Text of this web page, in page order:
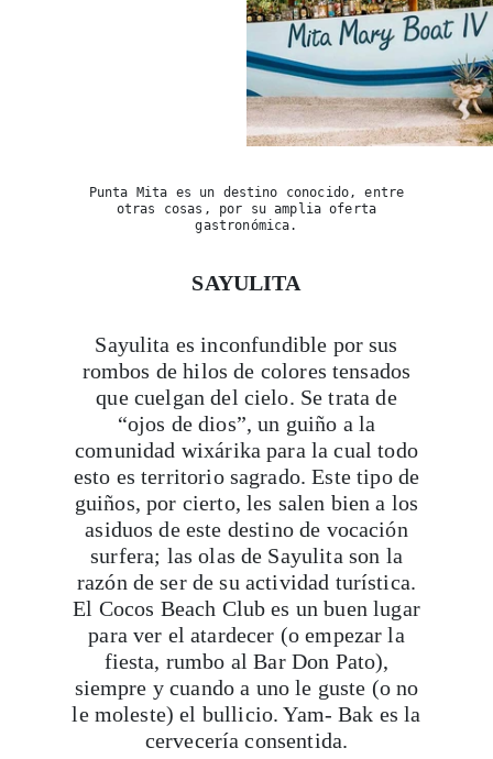
Punta Mita es un destino conocido, entre
otras cosas, por su amplia oferta
gastronómica.
SAYULITA
Sayulita es inconfundible por sus
rombos de hilos de colores tensados
que cuelgan del cielo. Se trata de
“ojos de dios”, un guiño a la
comunidad wixárika para la cual todo
esto es territorio sagrado. Este tipo de
guiños, por cierto, les salen bien a los
asiduos de este destino de vocación
surfera; las olas de Sayulita son la
razón de ser de su actividad turística.
El Cocos Beach Club es un buen lugar
para ver el atardecer (o empezar la
fiesta, rumbo al Bar Don Pato),
siempre y cuando a uno le guste (o no
le moleste) el bullicio. Yam- Bak es la
cervecería consentida.